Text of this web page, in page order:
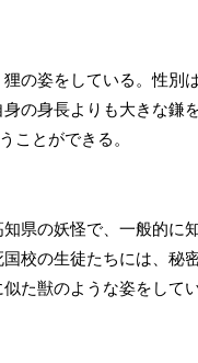
の姿をしている。性
の身長よりも大きな
ことができる。
県の妖怪で、一般的
校の生徒たちには、
た獣のような姿をしてい